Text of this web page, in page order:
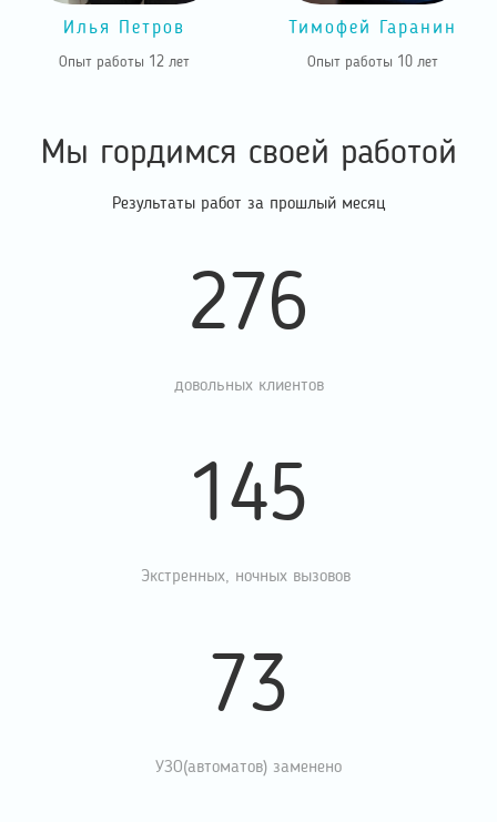
Илья Петров
Опыт работы 12 лет
Тимофей Гаранин
Опыт работы 10 лет
Мы гордимся своей работой
Результаты работ за прошлый месяц
276
довольных клиентов
145
Экстренных, ночных вызовов
73
УЗО(автоматов) заменено